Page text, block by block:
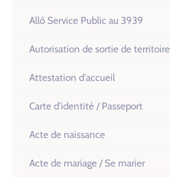
Allô Service Public au 3939
Autorisation de sortie de territoire
Attestation d'accueil
Carte d'identité / Passeport
Acte de naissance
Acte de mariage / Se marier